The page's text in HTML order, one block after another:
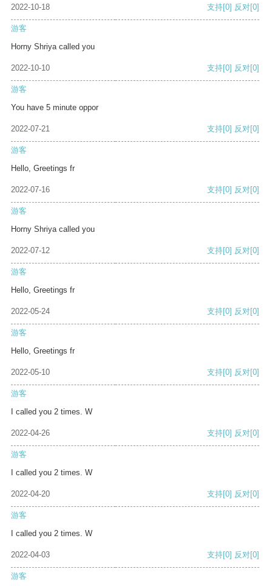
2022-10-18 支持[0] 反对[0]
游客
Horny Shriya called you
2022-10-10 支持[0] 反对[0]
游客
You have 5 minute oppor
2022-07-21 支持[0] 反对[0]
游客
Hello, Greetings fr
2022-07-16 支持[0] 反对[0]
游客
Horny Shriya called you
2022-07-12 支持[0] 反对[0]
游客
Hello, Greetings fr
2022-05-24 支持[0] 反对[0]
游客
Hello, Greetings fr
2022-05-10 支持[0] 反对[0]
游客
I called you 2 times. W
2022-04-26 支持[0] 反对[0]
游客
I called you 2 times. W
2022-04-20 支持[0] 反对[0]
游客
I called you 2 times. W
2022-04-03 支持[0] 反对[0]
游客